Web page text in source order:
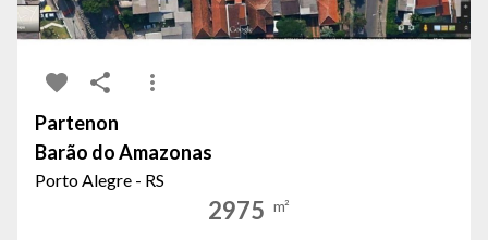
Partenon
Barão do Amazonas
Porto Alegre - RS
2975 m²